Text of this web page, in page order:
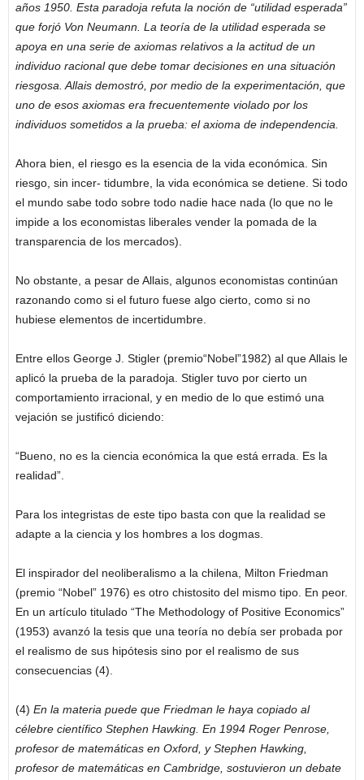
años 1950. Esta paradoja refuta la noción de “utilidad esperada”
que forjó Von Neumann. La teoría de la utilidad esperada se
apoya en una serie de axiomas relativos a la actitud de un
individuo racional que debe tomar decisiones en una situación
riesgosa. Allais demostró, por medio de la experimentación, que
uno de esos axiomas era frecuentemente violado por los
individuos sometidos a la prueba: el axioma de independencia.
Ahora bien, el riesgo es la esencia de la vida económica. Sin
riesgo, sin incer- tidumbre, la vida económica se detiene. Si todo
el mundo sabe todo sobre todo nadie hace nada (lo que no le
impide a los economistas liberales vender la pomada de la
transparencia de los mercados).
No obstante, a pesar de Allais, algunos economistas continúan
razonando como si el futuro fuese algo cierto, como si no
hubiese elementos de incertidumbre.
Entre ellos George J. Stigler (premio“Nobel”1982) al que Allais le
aplicó la prueba de la paradoja. Stigler tuvo por cierto un
comportamiento irracional, y en medio de lo que estimó una
vejación se justificó diciendo:
“Bueno, no es la ciencia económica la que está errada. Es la
realidad”.
Para los integristas de este tipo basta con que la realidad se
adapte a la ciencia y los hombres a los dogmas.
El inspirador del neoliberalismo a la chilena, Milton Friedman
(premio “Nobel” 1976) es otro chistosito del mismo tipo. En peor.
En un artículo titulado “The Methodology of Positive Economics”
(1953) avanzó la tesis que una teoría no debía ser probada por
el realismo de sus hipótesis sino por el realismo de sus
consecuencias (4).
(4) En la materia puede que Friedman le haya copiado al
célebre científico Stephen Hawking. En 1994 Roger Penrose,
profesor de matemáticas en Oxford, y Stephen Hawking,
profesor de matemáticas en Cambridge, sostuvieron un debate